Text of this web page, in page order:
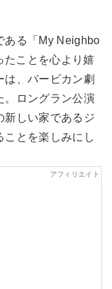
ある「My Neighbo
たことを心より嬉
は、バービカン劇
。ロングラン公演
新しい家であるジ
ことを楽しみにし